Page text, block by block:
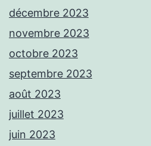
décembre 2023
novembre 2023
octobre 2023
septembre 2023
août 2023
juillet 2023
juin 2023